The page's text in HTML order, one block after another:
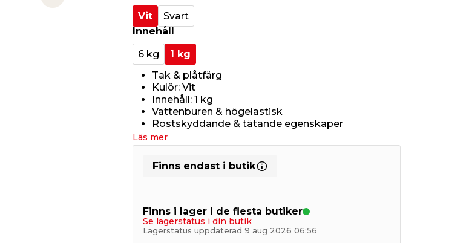
Next slide
Vit
Svart
Innehåll
6 kg
1 kg
Tak & plåtfärg
Kulör: Vit
Innehåll: 1 kg
Vattenburen & högelastisk
Rostskyddande & tätande egenskaper
Läs mer
Finns endast i butik
Finns i lager i de flesta butiker
Se lagerstatus i din butik
Lagerstatus uppdaterad 9 aug 2026 06:56